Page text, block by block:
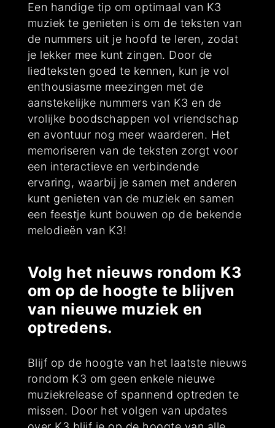
Een handige tip om optimaal van K3
muziek te genieten is om de teksten van
de nummers uit je hoofd te leren, zodat
je lekker mee kunt zingen. Door de
liedteksten goed te kennen, kun je vol
enthousiasme meezingen met de
aanstekelijke nummers van K3 en de
vrolijke boodschappen vol vriendschap
en avontuur nog meer waarderen. Het
memoriseren van de teksten zorgt voor
een interactieve en verbindende
ervaring, waarbij je samen met anderen
kunt genieten van de muziek en samen
een feestje kunt bouwen op de bekende
melodieën van K3!
Volg het nieuws rondom K3
om op de hoogte te blijven
van nieuwe muziek en
optredens.
Blijf op de hoogte van het laatste nieuws
rondom K3 om geen enkele nieuwe
muziekrelease of spannend optreden te
missen. Door het volgen van updates